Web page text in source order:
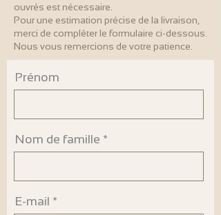
ouvrés est nécessaire.
Pour une estimation précise de la livraison,
merci de compléter le formulaire ci-dessous.
Nous vous remercions de votre patience.
Prénom
Nom de famille
E-mail